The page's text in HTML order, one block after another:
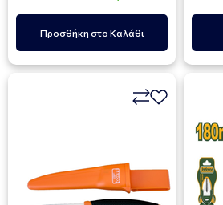
Προσθήκη στο Καλάθι